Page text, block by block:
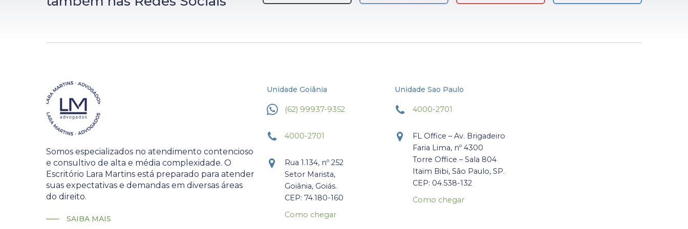
Somos especializados no atendimento contencioso
e consultivo de alta e média complexidade. O
Escritório Lara Martins está preparado para atender
suas expectativas e demandas em diversas áreas
do direito.
SAIBA MAIS
Unidade Goiânia
(62) 99937-9352
4000-2701
Rua 1.134, nº 252
Setor Marista,
Goiânia, Goiás.
CEP: 74.180-160
Como chegar
Unidade Sao Paulo
4000-2701
FL Office – Av. Brigadeiro
Faria Lima, nº 4300
Torre Office – Sala 804
Itaim Bibi, São Paulo, SP.
CEP: 04.538-132
Como chegar